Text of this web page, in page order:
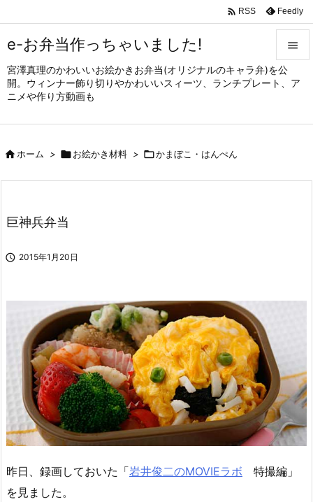
e-お弁当作っちゃいました!
宮澤真理のかわいいお絵かきお弁当(オリジナルのキャラ弁)を公
開。ウィンナー飾り切りやかわいいスィーツ、ランチプレート、ア
ニメや作り方動画も


メニュ
サイド

 RSS Feedly
ホーム > お絵かき材料 > かまぼこ・はんぺん
巨神兵弁当
 2015年1月20日
昨日、録画しておいた「岩井俊二のMOVIEラボ 特撮編」
を見ました。